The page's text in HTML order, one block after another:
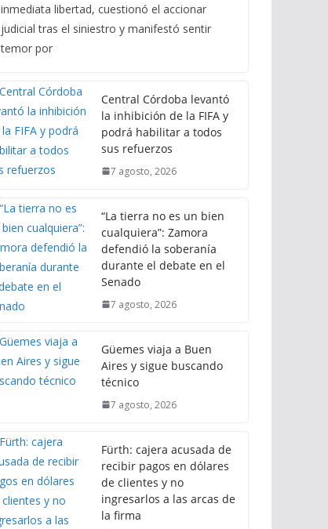
inmediata libertad, cuestionó el accionar
judicial tras el siniestro y manifestó sentir
temor por
Central Córdoba levantó
la inhibición de la FIFA y
podrá habilitar a todos
sus refuerzos
7 agosto, 2026
“La tierra no es un bien
cualquiera”: Zamora
defendió la soberanía
durante el debate en el
Senado
7 agosto, 2026
Güemes viaja a Buen
Aires y sigue buscando
técnico
7 agosto, 2026
Fürth: cajera acusada de
recibir pagos en dólares
de clientes y no
ingresarlos a las arcas de
la firma